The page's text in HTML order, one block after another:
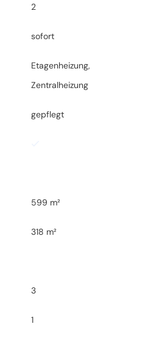
2
sofort
Etagenheizung,
Zentralheizung
gepflegt
599 m²
318 m²
3
1